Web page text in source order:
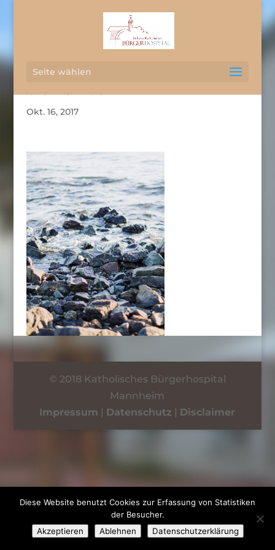
Seite wählen
Okt. 16, 2017
© 2018 Katholisches Bürgerhospital
Mannheim
Impressum | Datenschutz | Disclaimer
Diese Website benutzt Cookies zur Erfassung von Statistiken
der Besucher.
Akzeptieren
Ablehnen Datenschutzerklärung